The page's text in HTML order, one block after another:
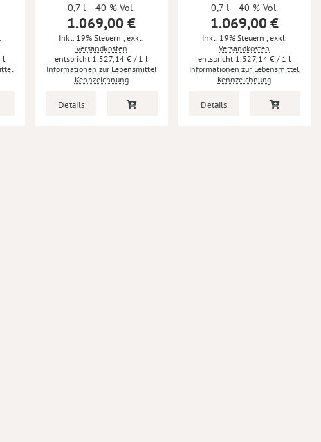
l
0,7 l 40 % Vol.
1.069,00 €
Inkl. 19% Steuern
exkl.
Versandkosten
1.527,14 € / 1 l
Informationen zur Lebensmittel
Kennzeichnung
Details
0,7 l 40 % Vol.
1.069,00 €
Inkl. 19% Steuern exkl.
Versandkosten
1.527,14 € / 1 l
Informationen zur Lebensmittel
Kennzeichnung
Details